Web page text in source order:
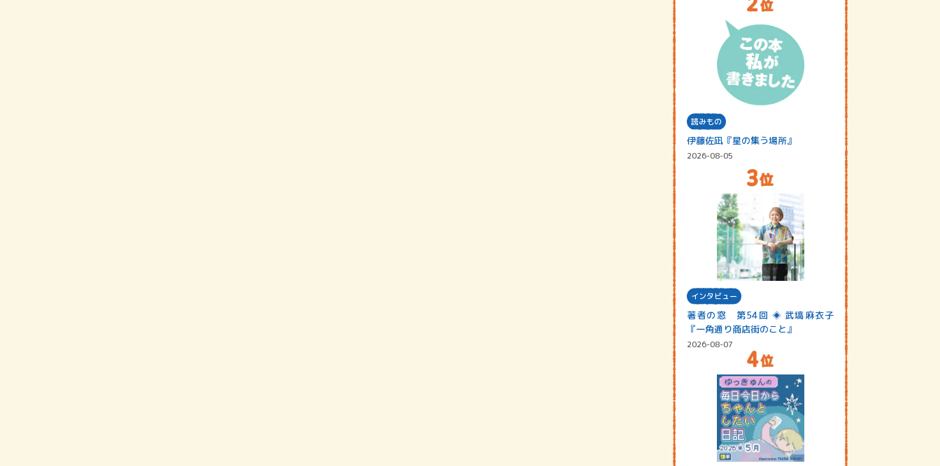
読みもの
伊藤佐凪『星の集う場所』
2026-08-05
インタビュー
著者の窓 第54回 ◈ 武塙麻衣子
『一角通り商店街のこと』
2026-08-07